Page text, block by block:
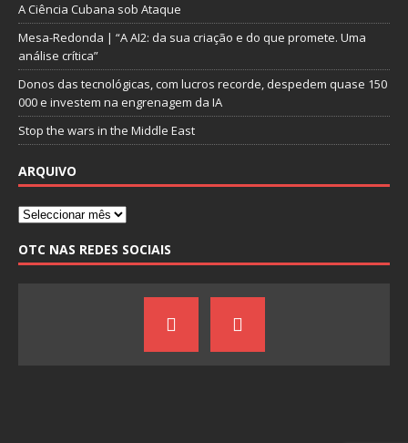
A Ciência Cubana sob Ataque
Mesa-Redonda | “A AI2: da sua criação e do que promete. Uma
análise crítica”
Donos das tecnológicas, com lucros recorde, despedem quase 150
000 e investem na engrenagem da IA
Stop the wars in the Middle East
ARQUIVO
OTC NAS REDES SOCIAIS